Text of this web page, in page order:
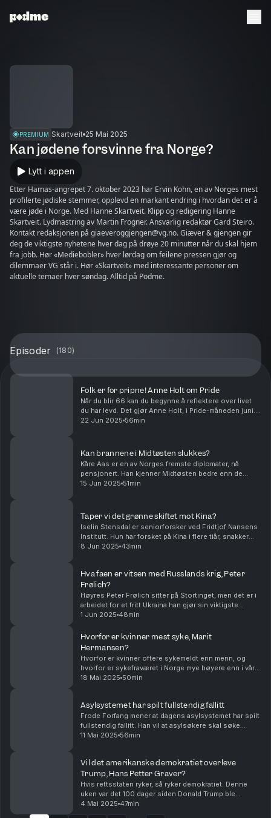
PREMIUM Skartveit 25 Mai 2025
Kan jødene forsvinne fra Norge?
Lytt i appen
Etter Hamas-angrepet 7. oktober 2023 har Ervin Kohn, en av Norges mest
profilerte jødiske stemmer, opplevd en markant endring i hvordan det er å
være jøde i Norge. Med Hanne Skartveit. Klipp og redigering Hanne
Skartveit. Lydmastring av Martin Frogner. Ansvarlig redaktør Gard Steiro.
Kontakt redaksjonen på giaeveroggjengen@vg.no. Giæver & gjengen gir
deg de viktigste nyhetene hver dag på drøye 20 minutter når du skal hjem
fra jobb. Hør «Mediebobler» hver lørdag om feilene pressen gjør og
dilemmaer VG står i. Hør «Skartveit» med interessante personer om
aktuelle temaer hver søndag. Alltid på Podme.
Episoder (180)
Folk er for pripne! Anne Holt om Pride
Når du blir 66 kan du begynne å reflektere over livet
du har levd. Det gjør Anne Holt, i Pride-måneden juni.
Med Hanne Skartveit. Lydmastring av Magne
22 Jun 2025 56min
Kan brannene i Midtøsten slukkes?
Kåre Aas er en av Norges fremste diplomater, nå
pensjonert. Han kjenner Midtøsten bedre enn de
fleste, derfor er han et naturlig valg når Israel angriper
15 Jun 2025 51min
Taper vi det grønne skiftet mot Kina?
Iselin Stensdal er seniorforsker ved Fridtjof Nansens
Institutt. Hun har forsket på Kina i flere tiår, snakker
kinesisk og hun mener faktisk at Donald Trump er godt
8 Jun 2025 43min
Hva faen er vitsen med Russlands krig, Peter
Frølich?
Høyres Peter Frølich sitter på Stortinget, men det er i
arbeidet for et fritt Ukraina han gjør sin viktigste
innsats akkurat nå. Frølich sitt eneste håp for fred er
1 Jun 2025 48min
Hvorfor er kvinner mest syke, Marit
Hermansen?
Hvorfor er kvinner oftere sykemeldt enn menn, og
hvorfor er sykefraværet i Norge mye høyere enn i våre
naboland. Dagens gjest er sjeflege i NAV, Marit
18 Mai 2025 50min
Asylsystemet har spilt fullstendig fallitt
Frode Forfang mener at dagens asylsystemet har spilt
fullstendig fallitt. Han vil at asylsøkere skal søke
tilflukt i sitt nærmeste, trygge land. Det betyr at
11 Mai 2025 56min
Vil det amerikanske demokratiet overleve
Trump, Hans Petter Graver?
Hvis rettsstaten ryker, så ryker demokratiet. Denne
uken var det 100 dager siden Donald Trump ble
president i USA. Vil det amerikanske demokratiet
overleve Trump? I dag snakker vi med jusprofessor
4 Mai 2025 47min